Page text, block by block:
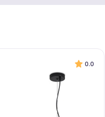
0.0